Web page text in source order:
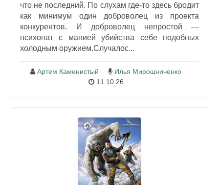
что не последний. По слухам где-то здесь бродит
как минимум один доброволец из проекта
конкурентов. И доброволец непростой —
психопат с манией убийства себе подобных
холодным оружием.Случалос...
Артем Каменистый
Илья Мирошниченко
11:10:26